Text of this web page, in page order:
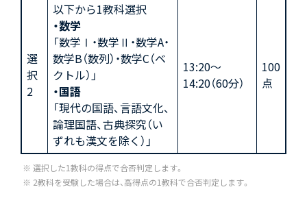
選
択
2
以下から1教科選択
・数学
「数学Ⅰ・数学Ⅱ・数学A・
数学B（数列）・数学C（ベ
クトル）」
・国語
「現代の国語、言語文化、
論理国語、古典探究（い
ずれも漢文を除く）」
13:20～
14:20（60分）
100
点
選択した1教科の得点で合否判定します。
2教科を受験した場合は、高得点の1教科で合否判定します。